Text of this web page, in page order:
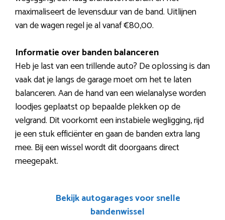
maximaliseert de levensduur van de band. Uitlijnen
van de wagen regel je al vanaf €80,00.
Informatie over banden balanceren
Heb je last van een trillende auto? De oplossing is dan
vaak dat je langs de garage moet om het te laten
balanceren. Aan de hand van een wielanalyse worden
loodjes geplaatst op bepaalde plekken op de
velgrand. Dit voorkomt een instabiele wegligging, rijd
je een stuk efficiënter en gaan de banden extra lang
mee. Bij een wissel wordt dit doorgaans direct
meegepakt.
Bekijk autogarages voor snelle
bandenwissel